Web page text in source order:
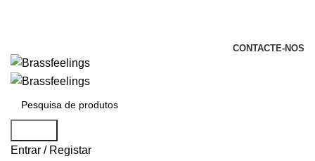
CONTACTE-NOS
Entrar / Registar